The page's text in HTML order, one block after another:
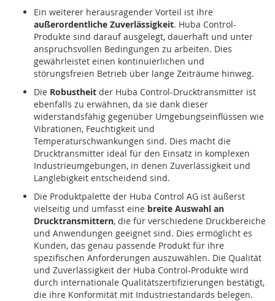
Ein weiterer herausragender Vorteil ist ihre
außerordentliche Zuverlässigkeit. Huba Control-
Produkte sind darauf ausgelegt, dauerhaft und unter
anspruchsvollen Bedingungen zu arbeiten. Dies
gewährleistet einen kontinuierlichen und
störungsfreien Betrieb über lange Zeiträume hinweg.
Die Robustheit der Huba Control-Drucktransmitter ist
ebenfalls zu erwähnen, da sie dank dieser
widerstandsfähig gegenüber Umgebungseinflüssen wie
Vibrationen, Feuchtigkeit und
Temperaturschwankungen sind. Dies macht die
Drucktransmitter ideal für den Einsatz in komplexen
Industrieumgebungen, in denen Zuverlässigkeit und
Langlebigkeit entscheidend sind.
Die Produktpalette der Huba Control AG ist äußerst
vielseitig und umfasst eine breite Auswahl an
Drucktransmittern, die für verschiedene Druckbereiche
und Anwendungen geeignet sind. Dies ermöglicht es
Kunden, das genau passende Produkt für ihre
spezifischen Anforderungen auszuwählen. Die Qualität
und Zuverlässigkeit der Huba Control-Produkte wird
durch internationale Qualitätszertifizierungen bestätigt,
die ihre Konformität mit Industriestandards belegen.